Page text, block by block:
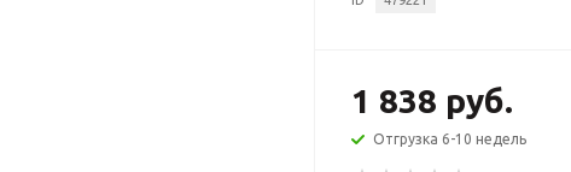
1 838 руб.
Отгрузка 6-10 недель